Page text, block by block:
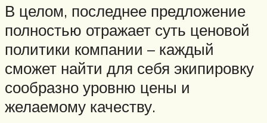
В целом, последнее предложение
полностью отражает суть ценовой
политики компании – каждый
сможет найти для себя экипировку
сообразно уровню цены и
желаемому качеству.